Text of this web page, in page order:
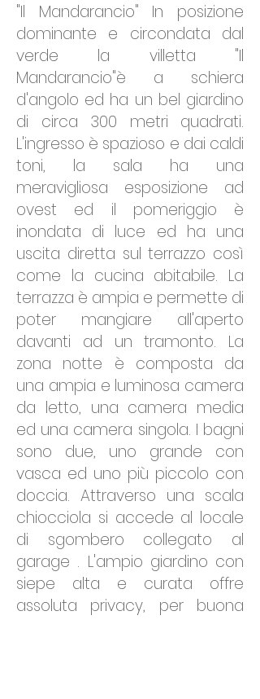
"Il Mandarancio" In posizione
dominante e circondata dal
verde la villetta "Il
Mandarancio"è a schiera
d'angolo ed ha un bel giardino
di circa 300 metri quadrati.
L'ingresso è spazioso e dai caldi
toni, la sala ha una
meravigliosa esposizione ad
ovest ed il pomeriggio è
inondata di luce ed ha una
uscita diretta sul terrazzo così
come la cucina abitabile. La
terrazza è ampia e permette di
poter mangiare all'aperto
davanti ad un tramonto. La
zona notte è composta da
una ampia e luminosa camera
da letto, una camera media
ed una camera singola. I bagni
sono due, uno grande con
vasca ed uno più piccolo con
doccia. Attraverso una scala
chiocciola si accede al locale
di sgombero collegato al
garage . L'ampio giardino con
siepe alta e curata offre
assoluta privacy, per buona